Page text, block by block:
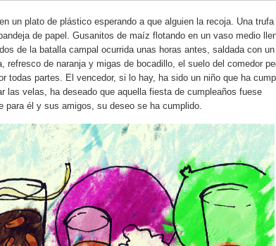
un plato de plástico esperando a que alguien la recoja. Una trufa
de papel. Gusanitos de maíz flotando en un vaso medio
de la batalla campal ocurrida unas horas antes, saldada con un
refresco de naranja y migas de bocadillo, el suelo del comedor
todas partes. El vencedor, si lo hay, ha sido un niño que ha
las velas, ha deseado que aquella fiesta de cumpleaños fuese
para él y sus amigos, su deseo se ha cumplido.